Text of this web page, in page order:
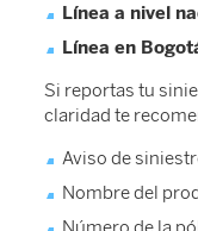
Línea a nivel
Línea en
Si reportas tu
claridad te
Aviso de
Nombre del